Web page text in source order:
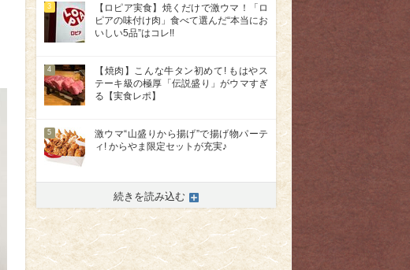
3
【ロピア実食】焼くだけで激ウマ！「ロ
ピアの味付け肉」食べて選んだ“本当にお
いしい5品”はコレ!!
4
【焼肉】こんな牛タン初めて! もはやス
テーキ級の極厚「伝説盛り」がウマすぎ
る【実食レポ】
5
激ウマ“山盛りから揚げ”で揚げ物パーテ
ィ! からやま限定セットが充実♪
続きを読み込む